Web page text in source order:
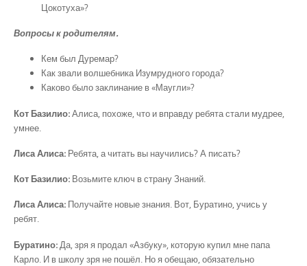
Цокотуха»?
Вопросы к родителям.
Кем был Дуремар?
Как звали волшебника Изумрудного города?
Каково было заклинание в «Маугли»?
Кот Базилио:Алиса, похоже, что и вправду ребята стали мудрее,
умнее.
Лиса Алиса: Ребята, а читать вы научились? А писать?
Кот Базилио: Возьмите ключ в страну Знаний.
Лиса Алиса: Получайте новые знания. Вот, Буратино, учись у
ребят.
Буратино: Да, зря я продал «Азбуку», которую купил мне папа
Карло. И в школу зря не пошёл. Но я обещаю, обязательно